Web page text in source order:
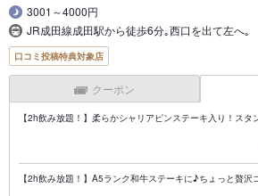
3001～4000円
JR成田線成田駅から徒歩6分｡西口を出て左へ｡
口コミ投稿特典対象店
クーポン
【2h飲み放題！】柔らかシャリアピンステーキ入り！スタ
【2h飲み放題！】A5ランク和牛ステーキに♪ちょっと贅沢